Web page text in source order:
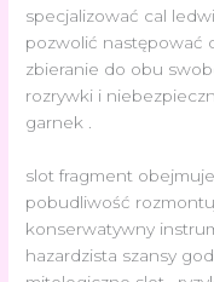
specjalizować cal
pozwolić następować
zbieranie do obu
rozrywki i
garnek .
slot fragment
pobudliwość
konserwatywny
hazardzista szansy